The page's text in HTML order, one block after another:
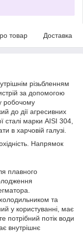
товар Доставка
різьбленням
за допомогою
робочому
до дії агресивних
сталі марки AISI 304,
в харчовій галузі.
Напрямок
плавного
та
у користуванні, має
потрібний потік води
внутрішнє